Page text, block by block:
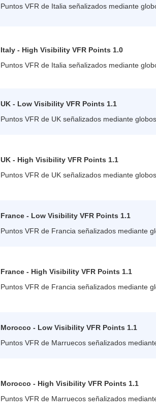
Puntos VFR de Italia señalizados mediante
Italy - High Visibility VFR Points 1.0
Puntos VFR de Italia señalizados mediante
UK - Low Visibility VFR Points 1.1
Puntos VFR de UK señalizados mediante
UK - High Visibility VFR Points 1.1
Puntos VFR de UK señalizados mediante globos
France - Low Visibility VFR Points 1.1
Puntos VFR de Francia señalizados mediante
France - High Visibility VFR Points 1.1
Puntos VFR de Francia señalizados mediante
Morocco - Low Visibility VFR Points 1.1
Puntos VFR de Marruecos señalizados
Morocco - High Visibility VFR Points 1.1
Puntos VFR de Marruecos señalizados